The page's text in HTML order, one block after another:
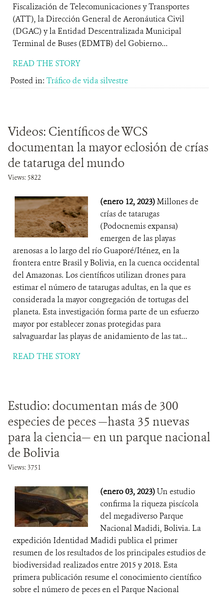
Fiscalización de Telecomunicaciones y Transportes
(ATT), la Dirección General de Aeronáutica Civil
(DGAC) y la Entidad Descentralizada Municipal
Terminal de Buses (EDMTB) del Gobierno...
READ THE STORY
Posted in: Tráfico de vida silvestre
Videos: Científicos de WCS
documentan la mayor eclosión de crías
de tataruga del mundo
Views: 5822
(enero 12, 2023)Millones de
crías de tatarugas
(Podocnemis expansa)
emergen de las playas
arenosas a lo largo del río Guaporé/Iténez, en la
frontera entre Brasil y Bolivia, en la cuenca occidental
del Amazonas. Los científicos utilizan drones para
estimar el número de tatarugas adultas, en la que es
considerada la mayor congregación de tortugas del
planeta. Esta investigación forma parte de un esfuerzo
mayor por establecer zonas protegidas para
salvaguardar las playas de anidamiento de las tat...
READ THE STORY
Estudio: documentan más de 300
especies de peces —hasta 35 nuevas
para la ciencia— en un parque nacional
de Bolivia
Views: 3751
(enero 03, 2023)Un estudio
confirma la riqueza piscícola
del megadiverso Parque
Nacional Madidi, Bolivia. La
expedición Identidad Madidi publica el primer
resumen de los resultados de los principales estudios de
biodiversidad realizados entre 2015 y 2018. Esta
primera publicación resume el conocimiento científico
sobre el número de peces en el Parque Nacional